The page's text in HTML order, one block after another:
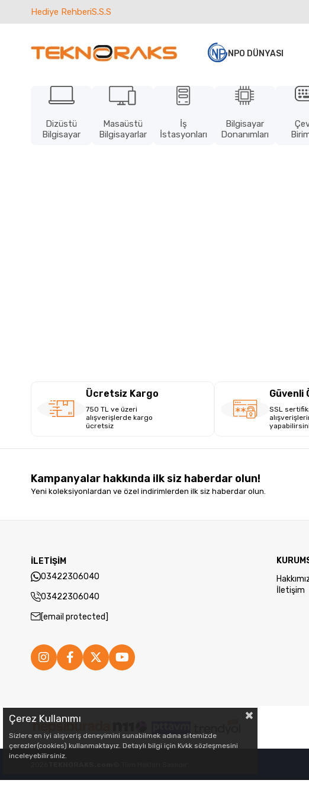
Hediye RehberiS.S.S
NPO DÜNYASI
Dizüstü
Bilgisayar
Masaüstü
Bilgisayarlar
İş
İstasyonları
Bilgisayar
Donanımları
Ücretsiz Kargo
750 TL ve üzeri
alışverişlerde kargo
ücretsiz
Güvenli
SSL
Kampanyalar hakkında ilk siz haberdar olun!
Yeni koleksiyonlardan ve özel indirimlerden ilk siz haberdar olun.
İLETİŞİM
03422306040
03422306040
[email protected]
İletişim
Çerez Kullanımı
Sizlere en iyi alışveriş deneyimini sunabilmek adına sitemizde
çerezler(cookies) kullanmaktayız. Detaylı bilgi için Kvkk sözleşmesini
inceleyebilirsiniz.